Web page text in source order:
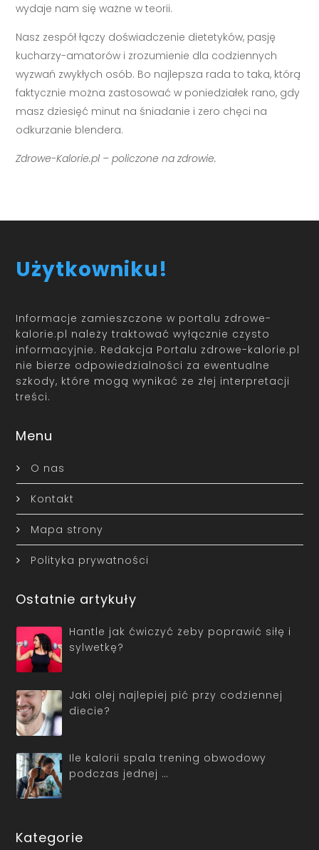
wydaje nam się ważne w teorii.
Nasz zespół łączy doświadczenie dietetyków, pasję
kucharzy-amatorów i zrozumienie dla codziennych
wyzwań zwykłych osób. Bo najlepsza rada to taka, którą
faktycznie można zastosować w poniedziałek rano, gdy
masz dziesięć minut na śniadanie i zero chęci na
odkurzanie blendera.
Zdrowe-Kalorie.pl – policzone na zdrowie.
Użytkowniku!
Informacje zamieszczone w portalu zdrowe-
kalorie.pl należy traktować wyłącznie czysto
informacyjnie. Redakcja Portalu zdrowe-kalorie.pl
nie bierze odpowiedzialności za ewentualne
szkody, które mogą wynikać ze złej interpretacji
treści.
Menu
O nas
Kontakt
Mapa strony
Polityka prywatności
Ostatnie artykuły
Hantle jak ćwiczyć żeby poprawić siłę i
sylwetkę?
Jaki olej najlepiej pić przy codziennej
diecie?
Ile kalorii spala trening obwodowy
podczas jednej …
Kategorie